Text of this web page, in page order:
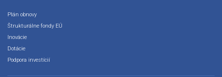
Plán obnovy
Štrukturálne fondy EÚ
Inovácie
Dotácie
Podpora investícií